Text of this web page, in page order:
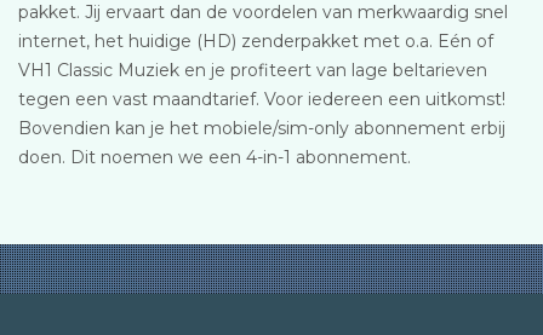
pakket. Jij ervaart dan de voordelen van merkwaardig snel
internet, het huidige (HD) zenderpakket met o.a. Eén of
VH1 Classic Muziek en je profiteert van lage beltarieven
tegen een vast maandtarief. Voor iedereen een uitkomst!
Bovendien kan je het mobiele/sim-only abonnement erbij
doen. Dit noemen we een 4-in-1 abonnement.